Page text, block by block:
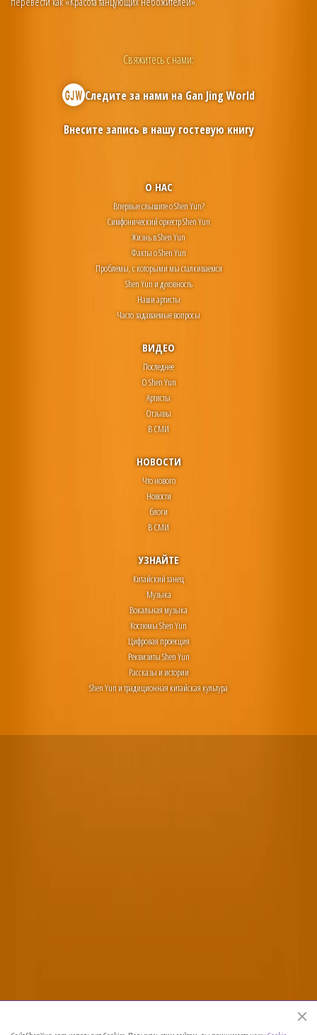
О НАС
Впервые слышите о Shen Yun?
Симфонический оркестр Shen Yun
Жизнь в Shen Yun
Факты о Shen Yun
Проблемы, с которыми мы сталкиваемся
Shen Yun и духовность
Наши артисты
Часто задаваемые вопросы
ВИДЕО
Последнее
О Shen Yun
Артисты
Отзывы
В СМИ
НОВОСТИ
Что нового
Новости
блоги
В СМИ
УЗНАЙТЕ
Китайский танец
Музыка
Вокальная музыка
Костюмы Shen Yun
Цифровая проекция
Реквизиты Shen Yun
Рассказы и истории
Shen Yun и традиционная китайская культура
Свяжитесь с нами:
Следите за нами наGan Jing World
Внесите запись в нашу гостевую книгу